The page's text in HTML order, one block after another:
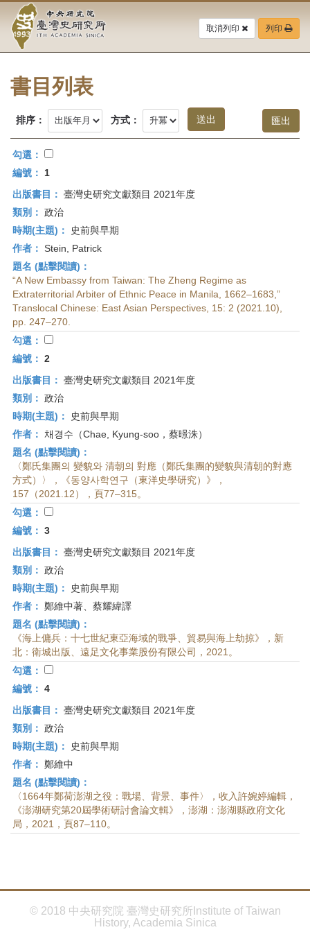
要
中
央
研
究
院-
臺
灣
史
研
究
所-
首
頁
取消列印 列印
書目列表
排序： 方式：
勾選：
編號：
1
出版書目： 臺灣史研究文獻類目 2021年度
類別： 政治
時期(主題)：
史前與早期
作者： Stein, Patrick
題名 (點擊閱讀)：
“A New Embassy from Taiwan: The Zheng Regime as
Extraterritorial Arbiter of Ethnic Peace in Manila, 1662–1683,”
Translocal Chinese: East Asian Perspectives, 15: 2 (2021.10),
pp. 247–270.
勾選：
編號： 2
出版書目： 臺灣史研究文獻類目 2021年度
類別： 政治
時期(主題)：
史前與早期
作者：
채경수（Chae, Kyung-soo，蔡暻洙）
題名 (點擊閱讀)：
〈鄭氏集團의 變貌와 清朝의 對應（鄭氏集團的變貌與清朝的對應
方式）〉，《동양사학연구（東洋史學研究）》，
157（2021.12），頁77–315。
勾選：
編號： 3
出版書目： 臺灣史研究文獻類目 2021年度
類別： 政治
時期(主題)：
史前與早期
作者： 鄭維中著、蔡耀緯譯
題名 (點擊閱讀)：
《海上傭兵：十七世紀東亞海域的戰爭、貿易與海上劫掠》，新
北：衛城出版、遠足文化事業股份有限公司，2021。
勾選：
編號： 4
出版書目： 臺灣史研究文獻類目 2021年度
類別： 政治
時期(主題)：
史前與早期
作者： 鄭維中
題名 (點擊閱讀)：
〈1664年鄭荷澎湖之役：戰場、背景、事件〉，收入許婉婷編輯，
《澎湖研究第20屆學術研討會論文輯》，澎湖：澎湖縣政府文化
局，2021，頁87–110。
© 2018 中央研究院 臺灣史研究所Institute of Taiwan
History, Academia Sinica